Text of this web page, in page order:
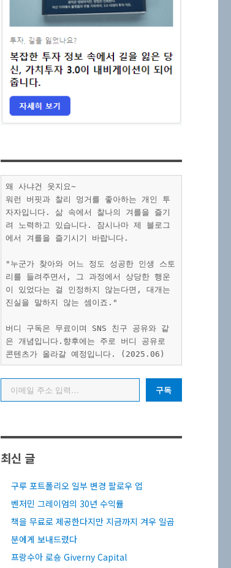
왜 사냐건 웃지요~
워런 버핏과 찰리 멍거를 좋아하는 개인 투
자자입니다. 삶 속에서 찰나의 겨를을 즐기
려 노력하고 있습니다. 잠시나마 제 블로그
에서 겨를을 즐기시기 바랍니다.
"누군가 찾아와 어느 정도 성공한 인생 스토
리를 들려주면서, 그 과정에서 상당한 행운
이 있었다는 걸 인정하지 않는다면, 대개는
진실을 말하지 않는 셈이죠."
버디 구독은 무료이며 SNS 친구 공유와 같
은 개념입니다.향후에는 주로 버디 공유로
콘텐츠가 올라갈 예정입니다. (2025.06)
이메일 주소 입력…
구독
최신 글
구루 포트폴리오 일부 변경 팔로우 업
벤저민 그레이엄의 30년 수익률
책을 무료로 제공한다지만 지금까지 겨우 일곱
분에게 보내드렸다
프랑수아 로숑 Giverny Capital